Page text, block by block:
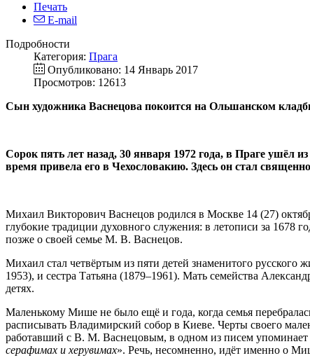
Печать
E-mail
Подробности
Категория: Прага
Опубликовано: 14 Январь 2017
Просмотров: 12613
Сын художника Васнецова покоится на Ольшанском
Сорок пять лет назад, 30 января 1972 года, в Праге ушёл
время привела его в Чехословакию. Здесь он стал
Михаил Викторович Васнецов родился в Москве 14 (27)
глубокие традиции духовного служения: в летописи за
позже о своей семье М. В. Васнецов.
Михаил стал четвёртым из пяти детей знаменитого
1953), и сестра Татьяна (1879–1961). Мать семейства
детях.
Маленькому Мише не было ещё и года, когда семья
расписывать Владимирский собор в Киеве. Черты своего
работавший с В. М. Васнецовым, в одном из писем
серафимах и херувимах». Речь, несомненно, идёт именно о